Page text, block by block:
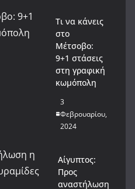
Τι να κάνεις
στο
Μέτσοβο:
9+1 στάσεις
στη γραφική
κωμόπολη
3
Φεβρουαρίου,
2024
Αίγυπτος:
Προς
αναστήλωση